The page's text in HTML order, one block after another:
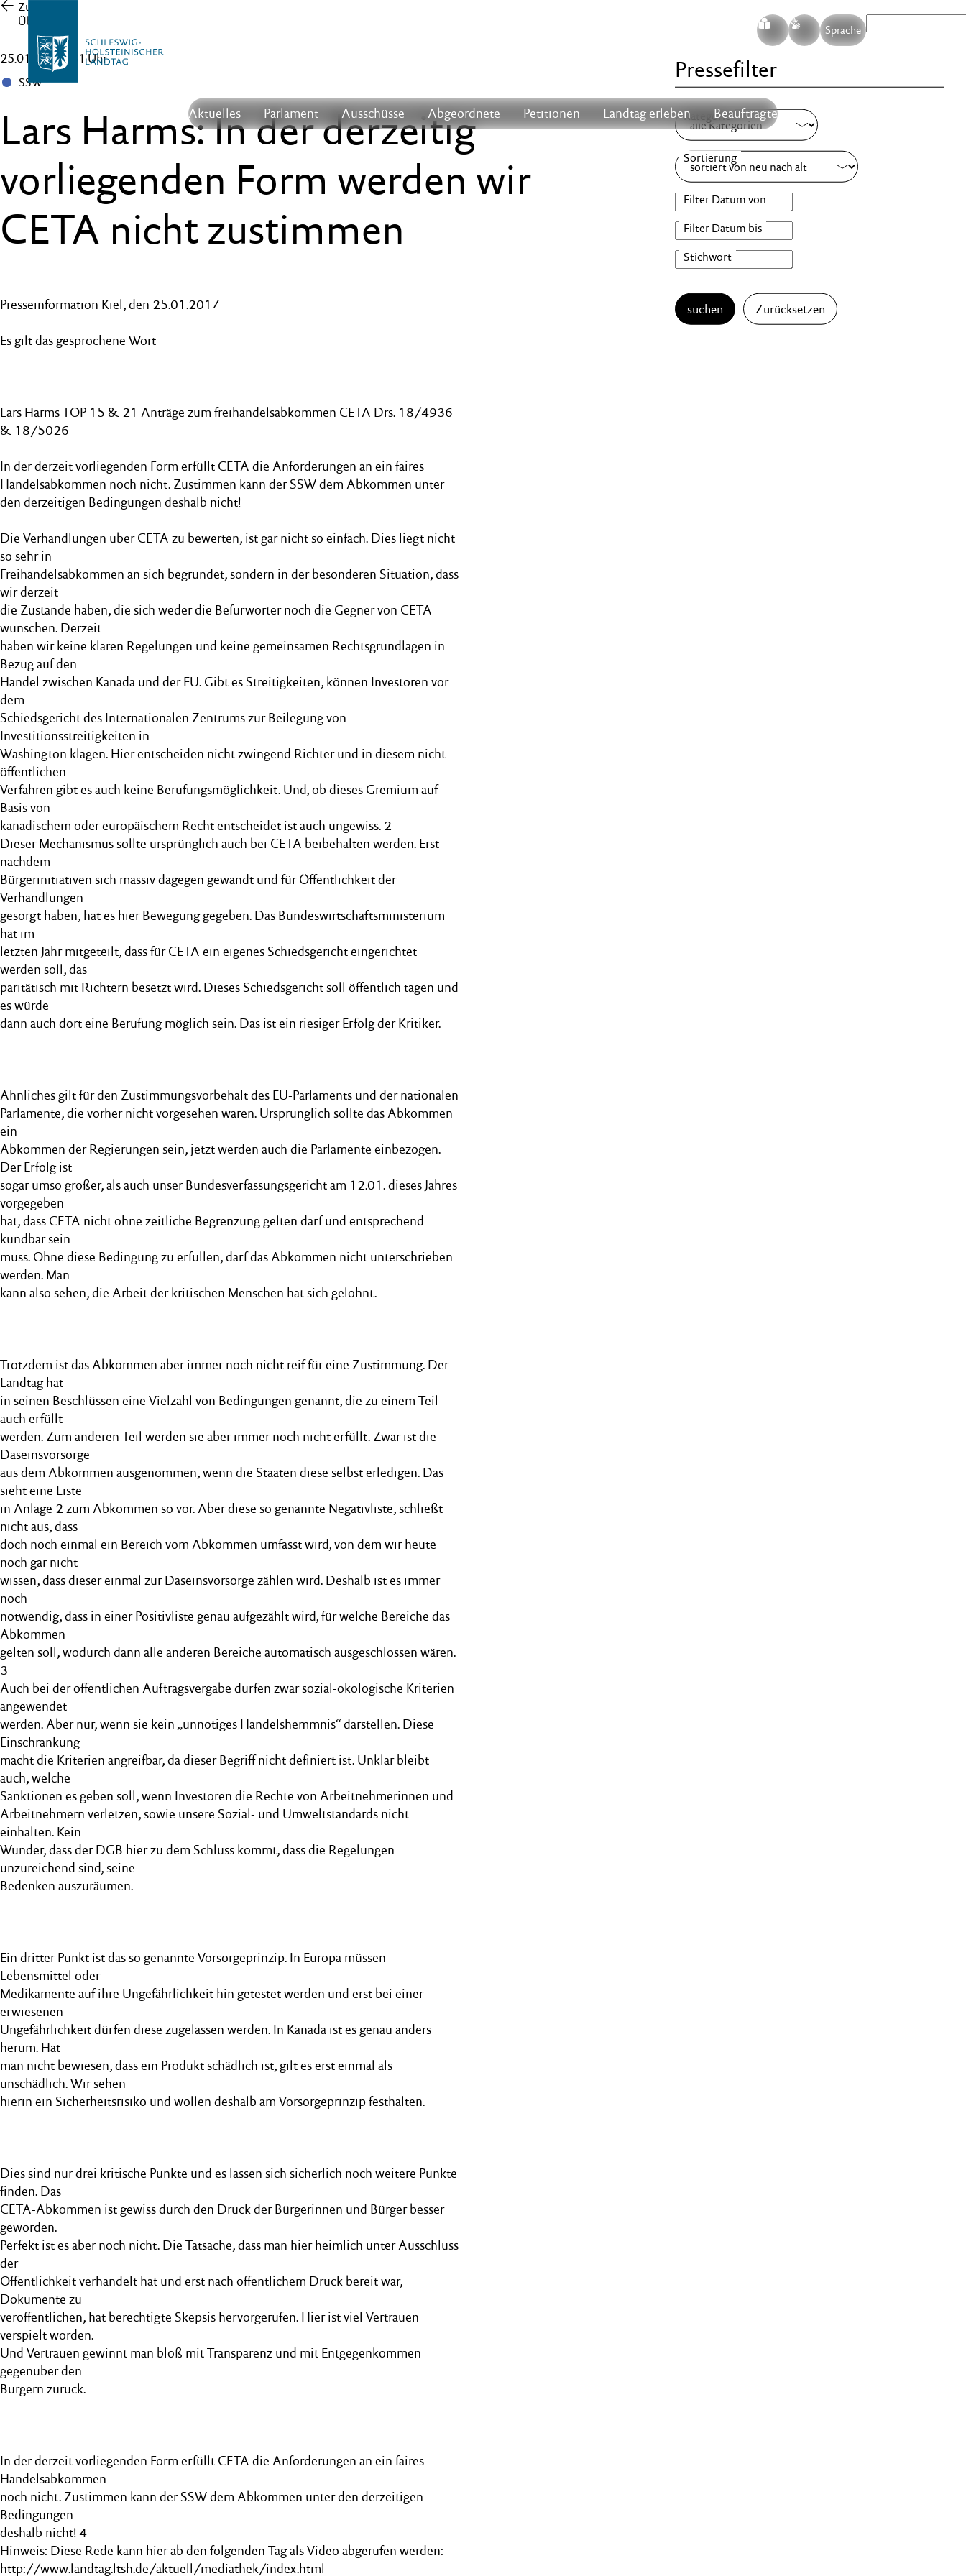
S G Sprache
Aktuelles Parlament Ausschüsse Abgeordnete Petitionen Landtag erleben Beauftragte
Zur
Übersicht
25.01.17 , 12:31 Uhr
SSW
Lars Harms: In der derzeitig
vorliegenden Form werden wir
CETA nicht zustimmen
Presseinformation Kiel, den 25.01.2017
Es gilt das gesprochene Wort
Lars Harms TOP 15 & 21 Anträge zum freihandelsabkommen CETA Drs. 18/4936
& 18/5026
In der derzeit vorliegenden Form erfüllt CETA die Anforderungen an ein faires
Handelsabkommen noch nicht. Zustimmen kann der SSW dem Abkommen unter
den derzeitigen Bedingungen deshalb nicht!
Die Verhandlungen über CETA zu bewerten, ist gar nicht so einfach. Dies liegt nicht
so sehr in
Freihandelsabkommen an sich begründet, sondern in der besonderen Situation, dass
wir derzeit
die Zustände haben, die sich weder die Befürworter noch die Gegner von CETA
wünschen. Derzeit
haben wir keine klaren Regelungen und keine gemeinsamen Rechtsgrundlagen in
Bezug auf den
Handel zwischen Kanada und der EU. Gibt es Streitigkeiten, können Investoren vor
dem
Schiedsgericht des Internationalen Zentrums zur Beilegung von
Investitionsstreitigkeiten in
Washington klagen. Hier entscheiden nicht zwingend Richter und in diesem nicht-
öffentlichen
Verfahren gibt es auch keine Berufungsmöglichkeit. Und, ob dieses Gremium auf
Basis von
kanadischem oder europäischem Recht entscheidet ist auch ungewiss. 2
Dieser Mechanismus sollte ursprünglich auch bei CETA beibehalten werden. Erst
nachdem
Bürgerinitiativen sich massiv dagegen gewandt und für Öffentlichkeit der
Verhandlungen
gesorgt haben, hat es hier Bewegung gegeben. Das Bundeswirtschaftsministerium
hat im
letzten Jahr mitgeteilt, dass für CETA ein eigenes Schiedsgericht eingerichtet
werden soll, das
paritätisch mit Richtern besetzt wird. Dieses Schiedsgericht soll öffentlich tagen und
es würde
dann auch dort eine Berufung möglich sein. Das ist ein riesiger Erfolg der Kritiker.
Ähnliches gilt für den Zustimmungsvorbehalt des EU-Parlaments und der nationalen
Parlamente, die vorher nicht vorgesehen waren. Ursprünglich sollte das Abkommen
ein
Abkommen der Regierungen sein, jetzt werden auch die Parlamente einbezogen.
Der Erfolg ist
sogar umso größer, als auch unser Bundesverfassungsgericht am 12.01. dieses Jahres
vorgegeben
hat, dass CETA nicht ohne zeitliche Begrenzung gelten darf und entsprechend
kündbar sein
muss. Ohne diese Bedingung zu erfüllen, darf das Abkommen nicht unterschrieben
werden. Man
kann also sehen, die Arbeit der kritischen Menschen hat sich gelohnt.
Trotzdem ist das Abkommen aber immer noch nicht reif für eine Zustimmung. Der
Landtag hat
in seinen Beschlüssen eine Vielzahl von Bedingungen genannt, die zu einem Teil
auch erfüllt
werden. Zum anderen Teil werden sie aber immer noch nicht erfüllt. Zwar ist die
Daseinsvorsorge
aus dem Abkommen ausgenommen, wenn die Staaten diese selbst erledigen. Das
sieht eine Liste
in Anlage 2 zum Abkommen so vor. Aber diese so genannte Negativliste, schließt
nicht aus, dass
doch noch einmal ein Bereich vom Abkommen umfasst wird, von dem wir heute
noch gar nicht
wissen, dass dieser einmal zur Daseinsvorsorge zählen wird. Deshalb ist es immer
noch
notwendig, dass in einer Positivliste genau aufgezählt wird, für welche Bereiche das
Abkommen
gelten soll, wodurch dann alle anderen Bereiche automatisch ausgeschlossen wären.
3
Auch bei der öffentlichen Auftragsvergabe dürfen zwar sozial-ökologische Kriterien
angewendet
werden. Aber nur, wenn sie kein „unnötiges Handelshemmnis“ darstellen. Diese
Einschränkung
macht die Kriterien angreifbar, da dieser Begriff nicht definiert ist. Unklar bleibt
auch, welche
Sanktionen es geben soll, wenn Investoren die Rechte von Arbeitnehmerinnen und
Arbeitnehmern verletzen, sowie unsere Sozial- und Umweltstandards nicht
einhalten. Kein
Wunder, dass der DGB hier zu dem Schluss kommt, dass die Regelungen
unzureichend sind, seine
Bedenken auszuräumen.
Ein dritter Punkt ist das so genannte Vorsorgeprinzip. In Europa müssen
Lebensmittel oder
Medikamente auf ihre Ungefährlichkeit hin getestet werden und erst bei einer
erwiesenen
Ungefährlichkeit dürfen diese zugelassen werden. In Kanada ist es genau anders
herum. Hat
man nicht bewiesen, dass ein Produkt schädlich ist, gilt es erst einmal als
unschädlich. Wir sehen
hierin ein Sicherheitsrisiko und wollen deshalb am Vorsorgeprinzip festhalten.
Dies sind nur drei kritische Punkte und es lassen sich sicherlich noch weitere Punkte
finden. Das
CETA-Abkommen ist gewiss durch den Druck der Bürgerinnen und Bürger besser
geworden.
Perfekt ist es aber noch nicht. Die Tatsache, dass man hier heimlich unter Ausschluss
der
Öffentlichkeit verhandelt hat und erst nach öffentlichem Druck bereit war,
Dokumente zu
veröffentlichen, hat berechtigte Skepsis hervorgerufen. Hier ist viel Vertrauen
verspielt worden.
Und Vertrauen gewinnt man bloß mit Transparenz und mit Entgegenkommen
gegenüber den
Bürgern zurück.
In der derzeit vorliegenden Form erfüllt CETA die Anforderungen an ein faires
Handelsabkommen
noch nicht. Zustimmen kann der SSW dem Abkommen unter den derzeitigen
Bedingungen
deshalb nicht! 4
Hinweis: Diese Rede kann hier ab den folgenden Tag als Video abgerufen werden:
http://www.landtag.ltsh.de/aktuell/mediathek/index.html
Pressefilter
suchen Zurücksetzen